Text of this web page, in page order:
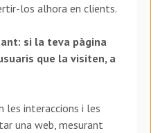
los alhora en clients.
si la teva pàgina
que la visiten, a
les interaccions i les
una web, mesurant